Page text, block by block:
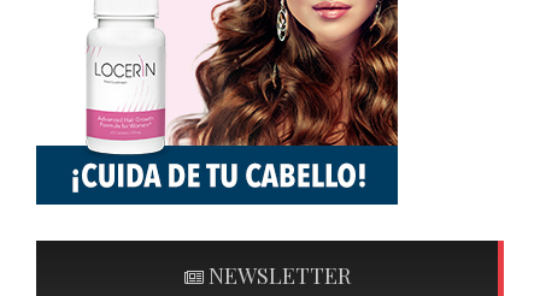
NEWSLETTER